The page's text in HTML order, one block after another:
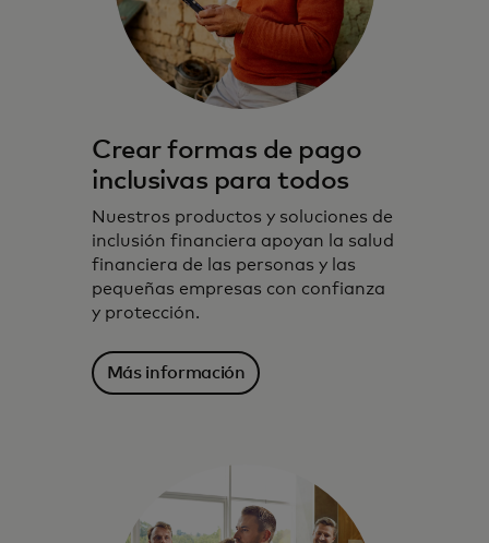
Crear formas de pago
inclusivas para todos
Nuestros productos y soluciones de
inclusión financiera apoyan la salud
financiera de las personas y las
pequeñas empresas con confianza
y protección.
Más información